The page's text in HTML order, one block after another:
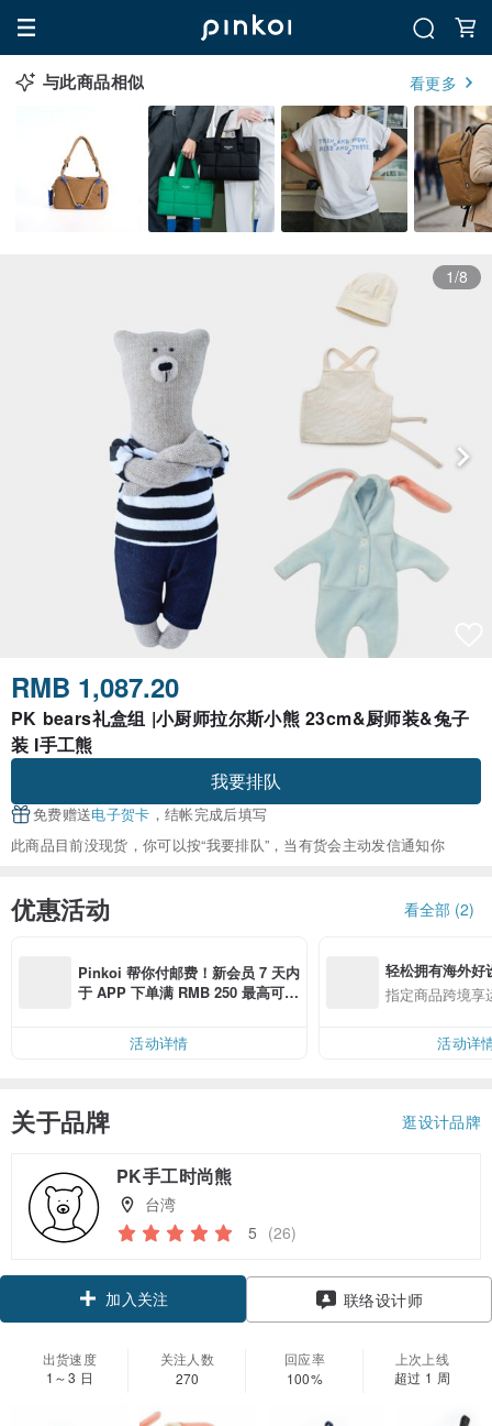
与此商品相似 看更多
1/8
RMB 1,087.20
PK bears礼盒组 |小厨师拉尔斯小熊 23cm&厨师装&兔子
装 I手工熊
我要排队
免费赠送电子贺卡 ，结帐完成后填写
此商品目前没现货，你可以按“我要排队”，当有货会主动发信通知你
优惠活动 看全部 (2)
Pinkoi 帮你付邮费！新会员 7 天内
于 APP 下单满 RMB 250 最高可折
活动详情
轻松拥有海外好
指定商品跨境享
活动详
关于品牌 逛设计品牌
PK手工时尚熊
台湾
5 (26)
加入关注 联络设计师
出货速度
1～3 日
关注人数
270
回应率
100%
上次上线
超过 1 周